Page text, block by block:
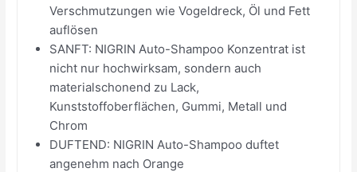
Verschmutzungen wie Vogeldreck, Öl und Fett
auflösen
SANFT: NIGRIN Auto-Shampoo Konzentrat ist
nicht nur hochwirksam, sondern auch
materialschonend zu Lack,
Kunststoffoberflächen, Gummi, Metall und
Chrom
DUFTEND: NIGRIN Auto-Shampoo duftet
angenehm nach Orange